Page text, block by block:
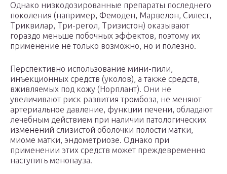
Однако низкодозированные препараты последнего
поколения (например, Фемоден, Марвелон, Силест,
Триквилар, Три-регол, Тризистон) оказывают
гораздо меньше побочных эффектов, поэтому их
применение не только возможно, но и полезно.
Перспективно использование мини-пили,
инъекционных средств (уколов), а также средств,
вживляемых под кожу (Норплант). Они не
увеличивают риск развития тромбоза, не меняют
артериальное давление, функции печени, обладают
лечебным действием при наличии патологических
изменений слизистой оболочки полости матки,
миоме матки, эндометриозе. Однако при
применении этих средств может преждевременно
наступить менопауза.